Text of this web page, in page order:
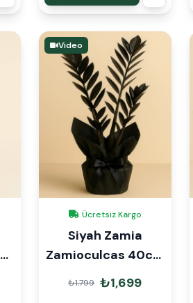
Video
Ücretsiz Kargo
Siyah Zamia
Zamioculcas 40cm
Hediye Paketli
₺1,799 ₺1,699